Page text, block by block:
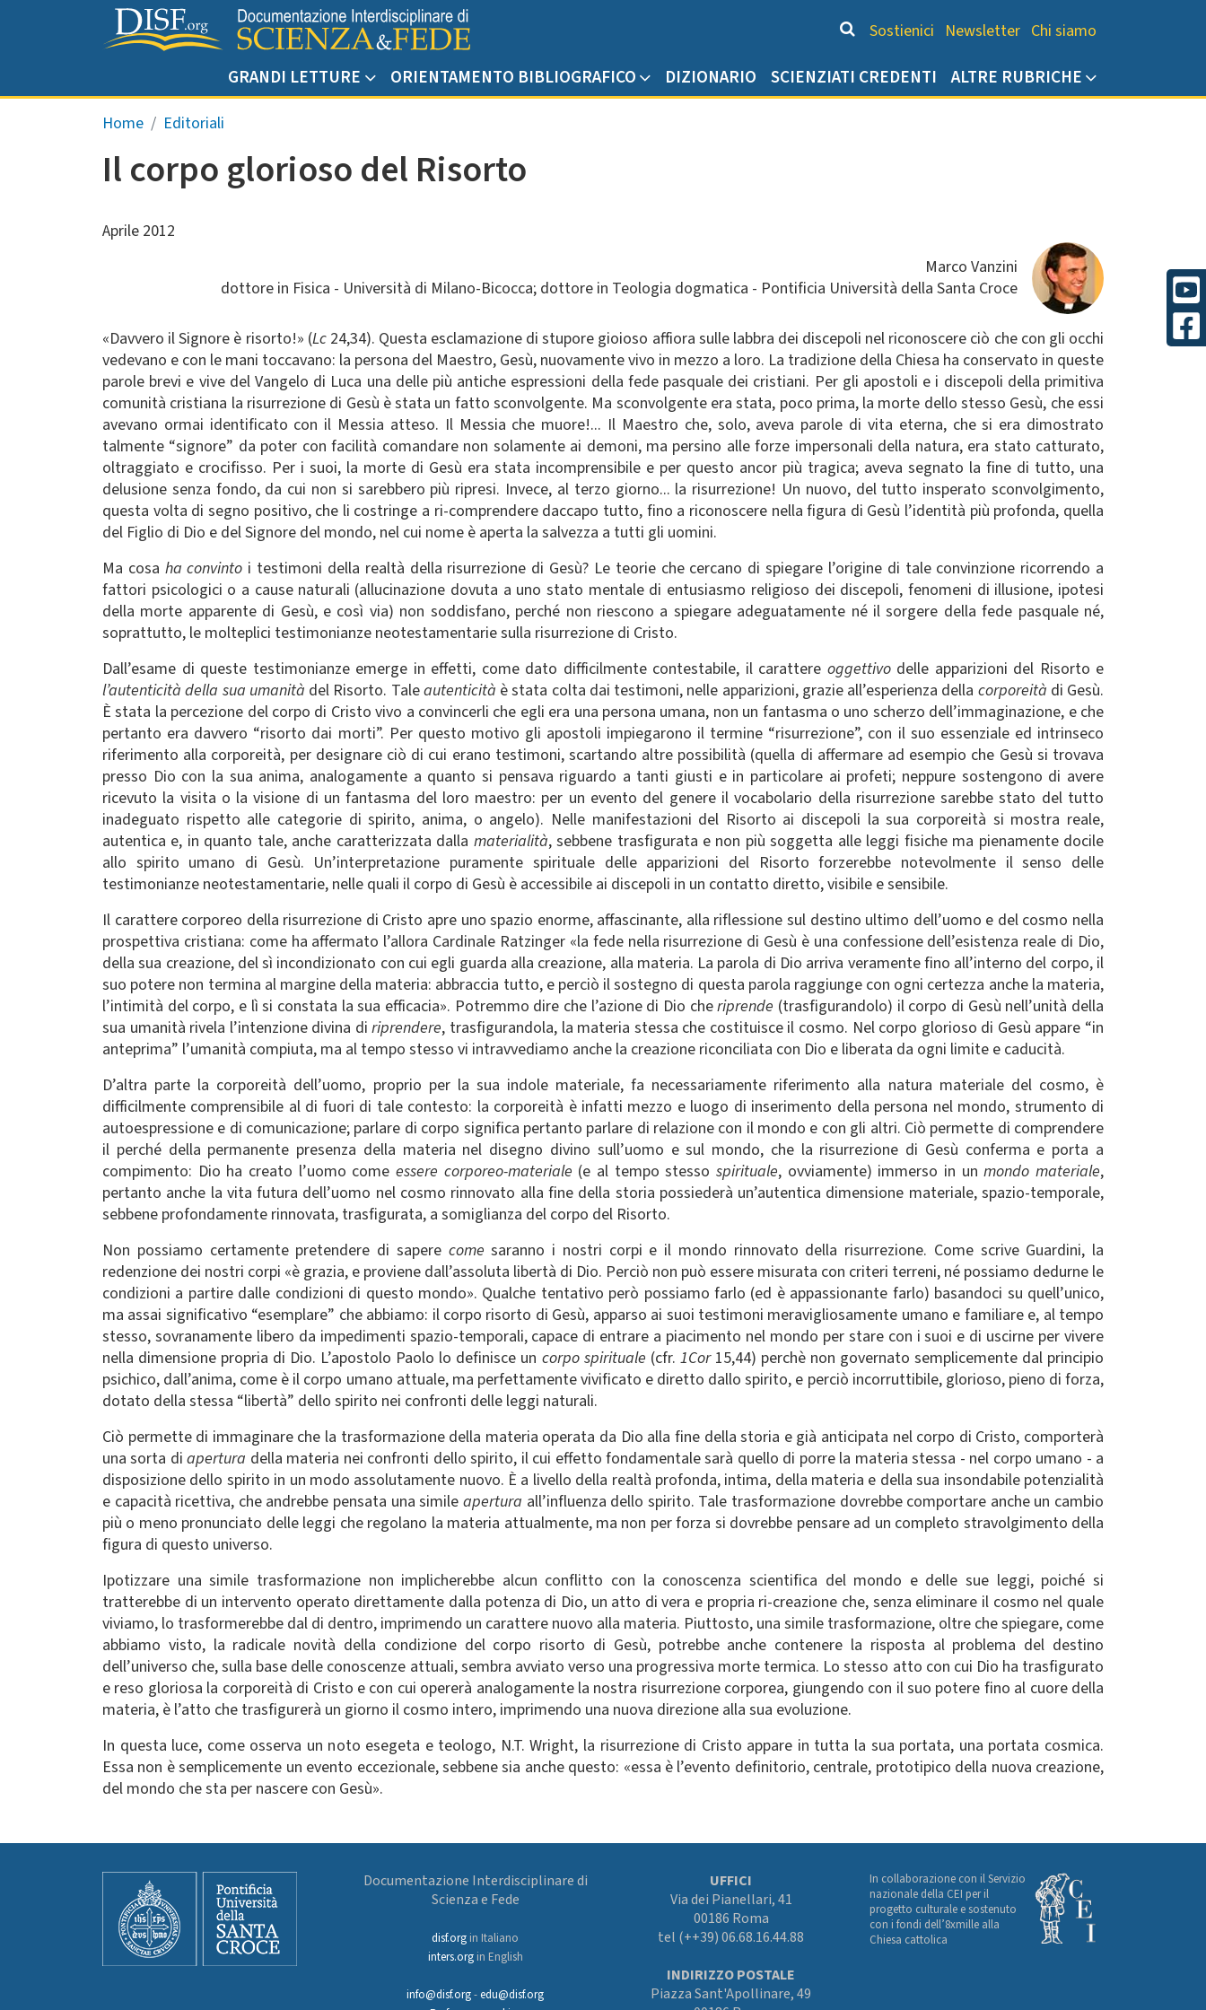
Salta al contenuto principale
Chi siamo
Sostienici Newsletter Chi siamo
GRANDI LETTURE ORIENTAMENTO BIBLIOGRAFICO DIZIONARIO SCIENZIATI CREDENTI ALTRE RUBRICHE
Briciole di pane
Home Editoriali
Il corpo glorioso del Risorto
Aprile 2012
Marco Vanzini
dottore in Fisica - Università di Milano-Bicocca; dottore in Teologia dogmatica - Pontificia Università della Santa Croce
«Davvero il Signore è risorto!» (Lc24,34). Questa esclamazione di stupore gioioso affiora sulle labbra dei discepoli nel riconoscere ciò che con gli occhi
vedevano e con le mani toccavano: la persona del Maestro, Gesù, nuovamente vivo in mezzo a loro. La tradizione della Chiesa ha conservato in queste
parole brevi e vive del Vangelo di Luca una delle più antiche espressioni della fede pasquale dei cristiani. Per gli apostoli e i discepoli della primitiva
comunità cristiana la risurrezione di Gesù è stata un fatto sconvolgente. Ma sconvolgente era stata, poco prima, la morte dello stesso Gesù, che essi
avevano ormai identificato con il Messia atteso. Il Messia che muore!... Il Maestro che, solo, aveva parole di vita eterna, che si era dimostrato
talmente “signore” da poter con facilità comandare non solamente ai demoni, ma persino alle forze impersonali della natura, era stato catturato,
oltraggiato e crocifisso. Per i suoi, la morte di Gesù era stata incomprensibile e per questo ancor più tragica; aveva segnato la fine di tutto, una
delusione senza fondo, da cui non si sarebbero più ripresi. Invece, al terzo giorno... la risurrezione! Un nuovo, del tutto insperato sconvolgimento,
questa volta di segno positivo, che li costringe a ri-comprendere daccapo tutto, fino a riconoscere nella figura di Gesù l’identità più profonda, quella
del Figlio di Dio e del Signore del mondo, nel cui nome è aperta la salvezza a tutti gli uomini.
Ma cosa ha convinto i testimoni della realtà della risurrezione di Gesù? Le teorie che cercano di spiegare l’origine di tale convinzione ricorrendo a
fattori psicologici o a cause naturali (allucinazione dovuta a uno stato mentale di entusiasmo religioso dei discepoli, fenomeni di illusione, ipotesi
della morte apparente di Gesù, e così via) non soddisfano, perché non riescono a spiegare adeguatamente né il sorgere della fede pasquale né,
soprattutto, le molteplici testimonianze neotestamentarie sulla risurrezione di Cristo.
Dall’esame di queste testimonianze emerge in effetti, come dato difficilmente contestabile, il carattere oggettivodelle apparizioni del Risorto e
l’autenticità della sua umanità del Risorto. Taleautenticità è stata colta dai testimoni, nelle apparizioni, grazie all’esperienza della corporeità di Gesù.
È stata la percezione del corpo di Cristo vivo a convincerli che egli era una persona umana, non un fantasma o uno scherzo dell’immaginazione, e che
pertanto era davvero “risorto dai morti”. Per questo motivo gli apostoli impiegarono il termine “risurrezione”, con il suo essenziale ed intrinseco
riferimento alla corporeità, per designare ciò di cui erano testimoni, scartando altre possibilità (quella di affermare ad esempio che Gesù si trovava
presso Dio con la sua anima, analogamente a quanto si pensava riguardo a tanti giusti e in particolare ai profeti; neppure sostengono di avere
ricevuto la visita o la visione di un fantasma del loro maestro: per un evento del genere il vocabolario della risurrezione sarebbe stato del tutto
inadeguato rispetto alle categorie di spirito, anima, o angelo). Nelle manifestazioni del Risorto ai discepoli la sua corporeità si mostra reale,
autentica e, in quanto tale, anche caratterizzata dalla materialità, sebbene trasfigurata e non più soggetta alle leggi fisiche ma pienamente docile
allo spirito umano di Gesù. Un’interpretazione puramente spirituale delle apparizioni del Risorto forzerebbe notevolmente il senso delle
testimonianze neotestamentarie, nelle quali il corpo di Gesù è accessibile ai discepoli in un contatto diretto, visibile e sensibile.
Il carattere corporeo della risurrezione di Cristo apre uno spazio enorme, affascinante, alla riflessione sul destino ultimo dell’uomo e del cosmo nella
prospettiva cristiana: come ha affermato l’allora Cardinale Ratzinger «la fede nella risurrezione di Gesù è una confessione dell’esistenza reale di Dio,
della sua creazione, del sì incondizionato con cui egli guarda alla creazione, alla materia. La parola di Dio arriva veramente fino all’interno del corpo, il
suo potere non termina al margine della materia: abbraccia tutto, e perciò il sostegno di questa parola raggiunge con ogni certezza anche la materia,
l’intimità del corpo, e lì si constata la sua efficacia». Potremmo dire che l’azione di Dio cheriprende (trasfigurandolo) il corpo di Gesù nell’unità della
sua umanità rivela l’intenzione divina diriprendere, trasfigurandola, la materia stessa che costituisce il cosmo. Nel corpo glorioso di Gesù appare “in
anteprima” l’umanità compiuta, ma al tempo stesso vi intravvediamo anche la creazione riconciliata con Dio e liberata da ogni limite e caducità.
D’altra parte la corporeità dell’uomo, proprio per la sua indole materiale, fa necessariamente riferimento alla natura materiale del cosmo, è
difficilmente comprensibile al di fuori di tale contesto: la corporeità è infatti mezzo e luogo di inserimento della persona nel mondo, strumento di
autoespressione e di comunicazione; parlare di corpo significa pertanto parlare di relazione con il mondo e con gli altri. Ciò permette di comprendere
il perché della permanente presenza della materia nel disegno divino sull’uomo e sul mondo, che la risurrezione di Gesù conferma e porta a
compimento: Dio ha creato l’uomo come essere corporeo-materiale (e al tempo stessospirituale, ovviamente) immerso in unmondo materiale,
pertanto anche la vita futura dell’uomo nel cosmo rinnovato alla fine della storia possiederà un’autentica dimensione materiale, spazio-temporale,
sebbene profondamente rinnovata, trasfigurata, a somiglianza del corpo del Risorto.
Non possiamo certamente pretendere di sapere come saranno i nostri corpi e il mondo rinnovato della risurrezione. Come scrive Guardini, la
redenzione dei nostri corpi «è grazia, e proviene dall’assoluta libertà di Dio. Perciò non può essere misurata con criteri terreni, né possiamo dedurne le
condizioni a partire dalle condizioni di questo mondo». Qualche tentativo però possiamo farlo (ed è appassionante farlo) basandoci su quell’unico,
ma assai significativo “esemplare” che abbiamo: il corpo risorto di Gesù, apparso ai suoi testimoni meravigliosamente umano e familiare e, al tempo
stesso, sovranamente libero da impedimenti spazio-temporali, capace di entrare a piacimento nel mondo per stare con i suoi e di uscirne per vivere
nella dimensione propria di Dio. L’apostolo Paolo lo definisce un corpo spirituale (cfr. 1Cor15,44) perchè non governato semplicemente dal principio
psichico, dall’anima, come è il corpo umano attuale, ma perfettamente vivificato e diretto dallo spirito, e perciò incorruttibile, glorioso, pieno di forza,
dotato della stessa “libertà” dello spirito nei confronti delle leggi naturali.
Ciò permette di immaginare che la trasformazione della materia operata da Dio alla fine della storia e già anticipata nel corpo di Cristo, comporterà
una sorta diapertura della materia nei confronti dello spirito, il cui effetto fondamentale sarà quello di porre la materia stessa - nel corpo umano - a
disposizione dello spirito in un modo assolutamente nuovo. È a livello della realtà profonda, intima, della materia e della sua insondabile potenzialità
e capacità ricettiva, che andrebbe pensata una simile apertura all’influenza dello spirito. Tale trasformazione dovrebbe comportare anche un cambio
più o meno pronunciato delle leggi che regolano la materia attualmente, ma non per forza si dovrebbe pensare ad un completo stravolgimento della
figura di questo universo.
Ipotizzare una simile trasformazione non implicherebbe alcun conflitto con la conoscenza scientifica del mondo e delle sue leggi, poiché si
tratterebbe di un intervento operato direttamente dalla potenza di Dio, un atto di vera e propria ri-creazione che, senza eliminare il cosmo nel quale
viviamo, lo trasformerebbe dal di dentro, imprimendo un carattere nuovo alla materia. Piuttosto, una simile trasformazione, oltre che spiegare, come
abbiamo visto, la radicale novità della condizione del corpo risorto di Gesù, potrebbe anche contenere la risposta al problema del destino
dell’universo che, sulla base delle conoscenze attuali, sembra avviato verso una progressiva morte termica. Lo stesso atto con cui Dio ha trasfigurato
e reso gloriosa la corporeità di Cristo e con cui opererà analogamente la nostra risurrezione corporea, giungendo con il suo potere fino al cuore della
materia, è l’atto che trasfigurerà un giorno il cosmo intero, imprimendo una nuova direzione alla sua evoluzione.
In questa luce, come osserva un noto esegeta e teologo, N.T. Wright, la risurrezione di Cristo appare in tutta la sua portata, una portata cosmica.
Essa non è semplicemente un evento eccezionale, sebbene sia anche questo: «essa è l’evento definitorio, centrale, prototipico della nuova creazione,
del mondo che sta per nascere con Gesù».
Documentazione Interdisciplinare di
Scienza e Fede
disf.org in Italiano
inters.orgin English
info@disf.org-edu@disf.org
UFFICI
Via dei Pianellari, 41
00186 Roma
tel (++39) 06.68.16.44.88
INDIRIZZO POSTALE
Piazza Sant'Apollinare, 49
In collaborazione con il Servizio
nazionale della CEI per il
progetto culturale e sostenuto
con i fondi dell’8xmille alla
Chiesa cattolica